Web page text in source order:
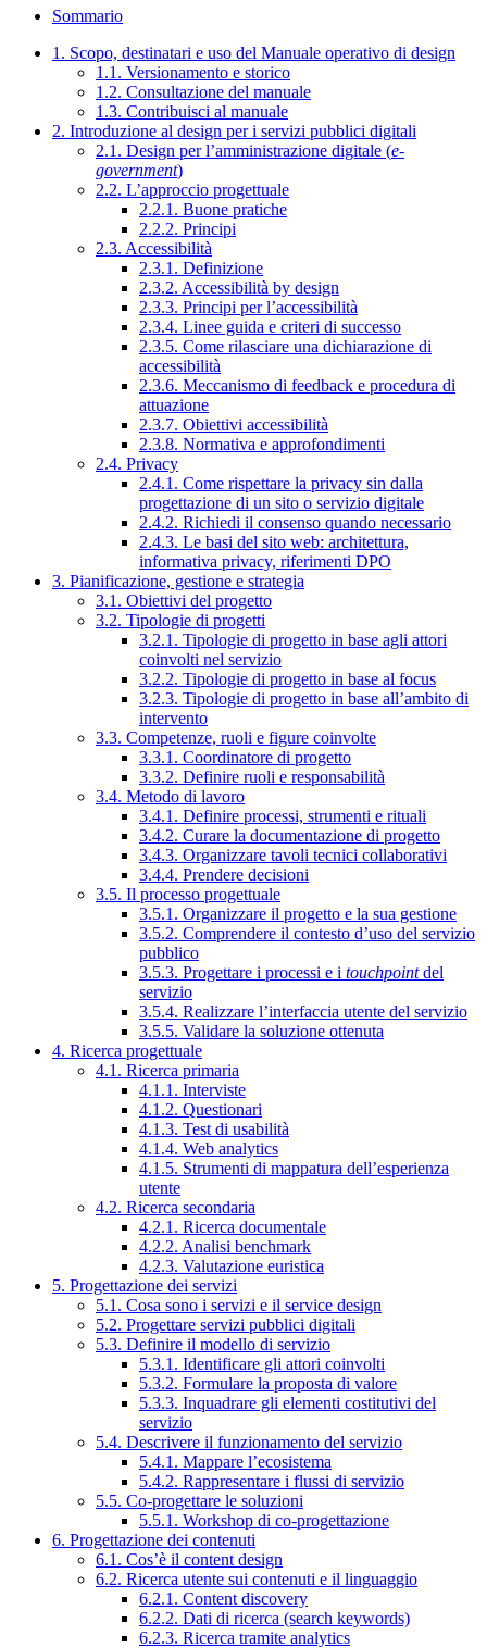
Sommario
1. Scopo, destinatari e uso del Manuale operativo di design
1.1. Versionamento e storico
1.2. Consultazione del manuale
1.3. Contribuisci al manuale
2. Introduzione al design per i servizi pubblici digitali
2.1. Design per l’amministrazione digitale (e-
government)
2.2. L’approccio progettuale
2.2.1. Buone pratiche
2.2.2. Principi
2.3. Accessibilità
2.3.1. Definizione
2.3.2. Accessibilità by design
2.3.3. Principi per l’accessibilità
2.3.4. Linee guida e criteri di successo
2.3.5. Come rilasciare una dichiarazione di
accessibilità
2.3.6. Meccanismo di feedback e procedura di
attuazione
2.3.7. Obiettivi accessibilità
2.3.8. Normativa e approfondimenti
2.4. Privacy
2.4.1. Come rispettare la privacy sin dalla
progettazione di un sito o servizio digitale
2.4.2. Richiedi il consenso quando necessario
2.4.3. Le basi del sito web: architettura,
informativa privacy, riferimenti DPO
3. Pianificazione, gestione e strategia
3.1. Obiettivi del progetto
3.2. Tipologie di progetti
3.2.1. Tipologie di progetto in base agli attori
coinvolti nel servizio
3.2.2. Tipologie di progetto in base al focus
3.2.3. Tipologie di progetto in base all’ambito di
intervento
3.3. Competenze, ruoli e figure coinvolte
3.3.1. Coordinatore di progetto
3.3.2. Definire ruoli e responsabilità
3.4. Metodo di lavoro
3.4.1. Definire processi, strumenti e rituali
3.4.2. Curare la documentazione di progetto
3.4.3. Organizzare tavoli tecnici collaborativi
3.4.4. Prendere decisioni
3.5. Il processo progettuale
3.5.1. Organizzare il progetto e la sua gestione
3.5.2. Comprendere il contesto d’uso del servizio
pubblico
3.5.3. Progettare i processi e i touchpointdel
servizio
3.5.4. Realizzare l’interfaccia utente del servizio
3.5.5. Validare la soluzione ottenuta
4. Ricerca progettuale
4.1. Ricerca primaria
4.1.1. Interviste
4.1.2. Questionari
4.1.3. Test di usabilità
4.1.4. Web analytics
4.1.5. Strumenti di mappatura dell’esperienza
utente
4.2. Ricerca secondaria
4.2.1. Ricerca documentale
4.2.2. Analisi benchmark
4.2.3. Valutazione euristica
5. Progettazione dei servizi
5.1. Cosa sono i servizi e il service design
5.2. Progettare servizi pubblici digitali
5.3. Definire il modello di servizio
5.3.1. Identificare gli attori coinvolti
5.3.2. Formulare la proposta di valore
5.3.3. Inquadrare gli elementi costitutivi del
servizio
5.4. Descrivere il funzionamento del servizio
5.4.1. Mappare l’ecosistema
5.4.2. Rappresentare i flussi di servizio
5.5. Co-progettare le soluzioni
5.5.1. Workshop di co-progettazione
6. Progettazione dei contenuti
6.1. Cos’è il content design
6.2. Ricerca utente sui contenuti e il linguaggio
6.2.1. Content discovery
6.2.2. Dati di ricerca (search keywords)
6.2.3. Ricerca tramite analytics